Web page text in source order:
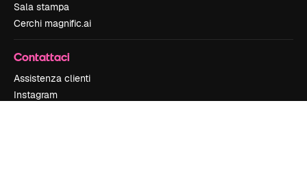
Sala stampa
Cerchi magnific.ai
Contattaci
Assistenza clienti
Instagram